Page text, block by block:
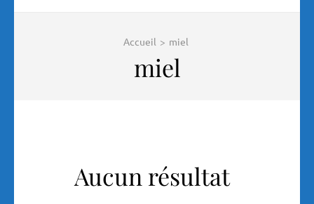
Accueil > miel
miel
Aucun résultat